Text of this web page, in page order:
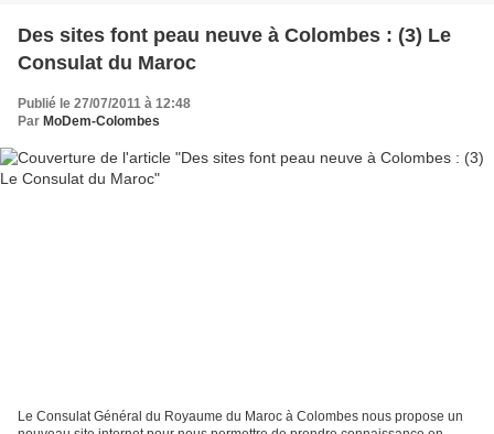
Des sites font peau neuve à Colombes : (3) Le
Consulat du Maroc
Publié le 27/07/2011 à 12:48
Par MoDem-Colombes
Le Consulat Général du Royaume du Maroc à Colombes nous propose un